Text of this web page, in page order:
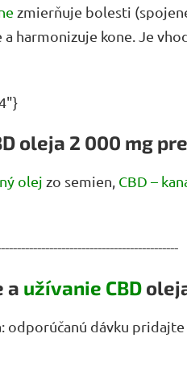
zmierňuje bolesti
harmonizuje kone. Je
oleja 2 000 mg
olej zo semien, CBD –
a užívanie CBD
odporúčanú dávku